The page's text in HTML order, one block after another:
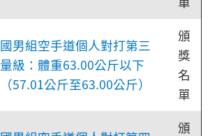
國男組空手道個人對打第三
量級：體重63.00公斤以下
（57.01公斤至63.00公斤）
頒
獎
名
單
頒